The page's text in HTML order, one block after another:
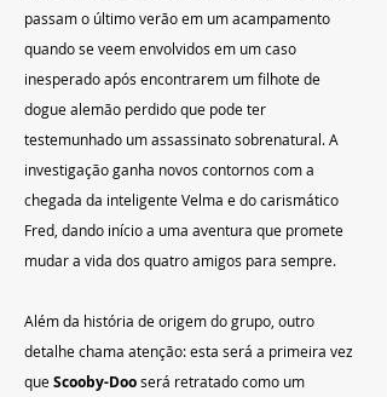
passam o último verão em um acampamento
quando se veem envolvidos em um caso
inesperado após encontrarem um filhote de
dogue alemão perdido que pode ter
testemunhado um assassinato sobrenatural. A
investigação ganha novos contornos com a
chegada da inteligente Velma e do carismático
Fred, dando início a uma aventura que promete
mudar a vida dos quatro amigos para sempre.
Além da história de origem do grupo, outro
detalhe chama atenção: esta será a primeira vez
que Scooby-Doo será retratado como um